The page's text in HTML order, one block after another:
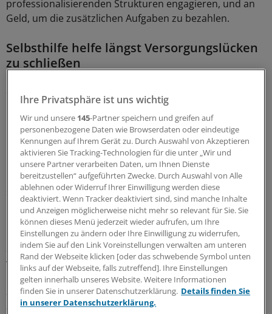
professionalisierenden Strukturen engagieren, und an
Geld, um die zusätzlichen Aufgaben zu bezahlen.
Selbsthilfe helfe längst Versorgungslücken
zu schließen
Bundesarbeitsgemeinschaft Selbsthilfe (B.A.G.), Dr.
Martin Danner, die Situation, auf die die Selbsthilfe in
Deutschland zusteuere.
Die Selbsthilfe sei keine Gegenbewegung mehr zum
Behinderten entgegengebrachten Paternalismus,
sondern helfe längst Versorgungslücken zu schließen.
"Auch einmal Nein sagen"
Selbsthilfeorganisationen seien an der Formulierung
von Behandlungsleitlinien beteiligt, zertifizierten
bestehende Versorgungsangebote, bildeten von sich
aus Pflegekräfte aus und unterstützten die Forschung
an Arznei- und Hilfsmitteln.
Ihre Privatsphäre ist uns wichtig
Wir und unsere 145-Partner speichern und greifen auf
personenbezogene Daten wie Browserdaten oder eindeutige
Kennungen auf Ihrem Gerät zu. Durch Auswahl von Akzeptieren
aktivieren Sie Tracking-Technologien für die unter „Wir und
unsere Partner verarbeiten Daten, um Ihnen Dienste
bereitzustellen“ aufgeführten Zwecke. Durch Auswahl von Alle
ablehnen oder Widerruf Ihrer Einwilligung werden diese
deaktiviert. Wenn Tracker deaktiviert sind, sind manche Inhalte
und Anzeigen möglicherweise nicht mehr so relevant für Sie. Sie
können dieses Menü jederzeit wieder aufrufen, um Ihre
Einstellungen zu ändern oder Ihre Einwilligung zu widerrufen,
indem Sie auf den Link Voreinstellungen verwalten am unteren
Rand der Webseite klicken [oder das schwebende Symbol unten
links auf der Webseite, falls zutreffend]. Ihre Einstellungen
gelten innerhalb unseres Website. Weitere Informationen
finden Sie in unserer Datenschutzerklärung. Details finden Sie
in unserer Datenschutzerklärung.